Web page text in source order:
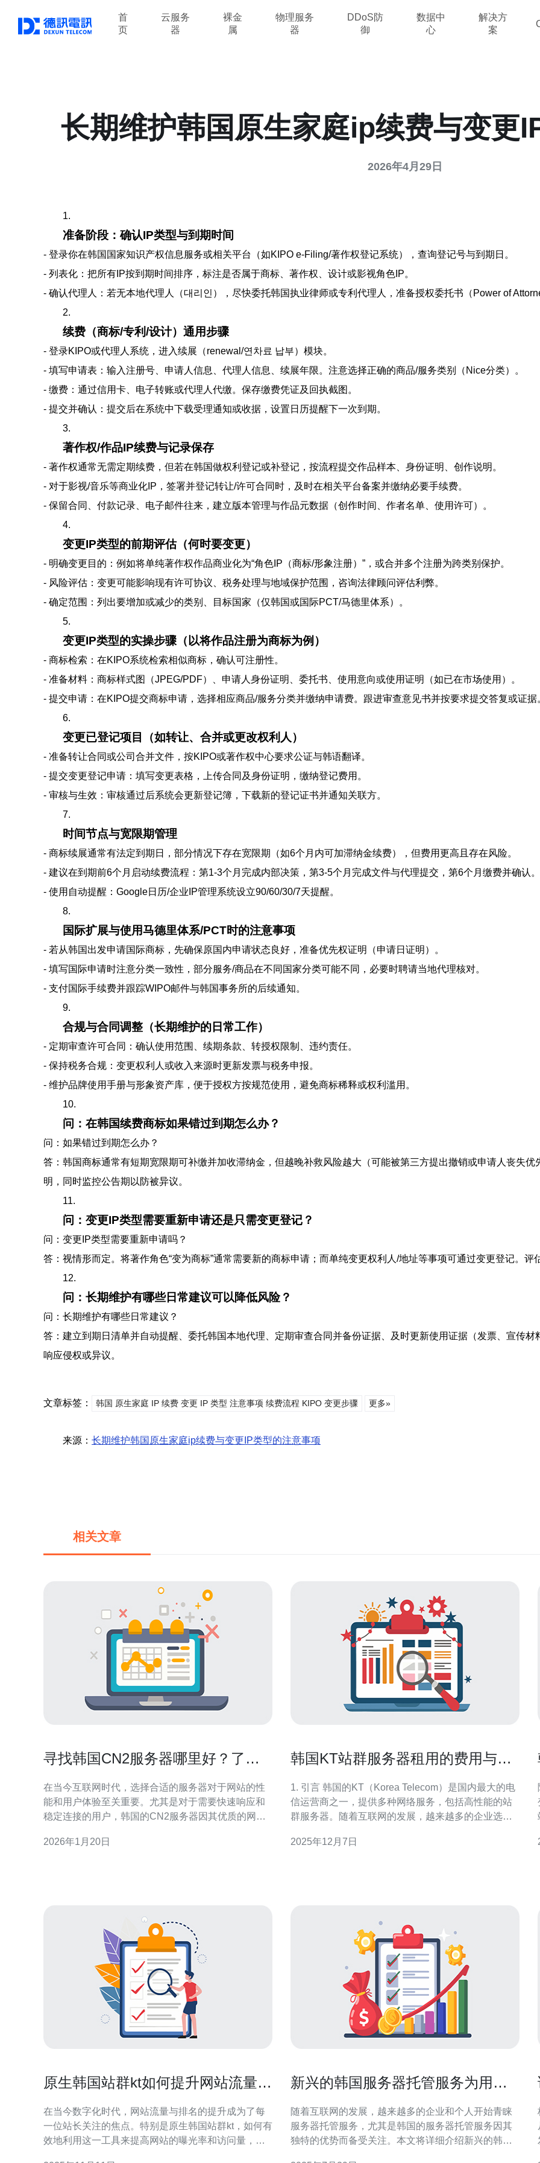
首
页
云服务
器
裸金
属
物理服务
器
DDoS防
御
数据中
心
解决方
案
长期维护韩国原生家庭ip续费与变更
2026年4月29日
1.
准备阶段：确认IP类型与到期时间
- 登录你在韩国国家知识产权信息服务或相关平台（如KIPO e-Filing/著作权登记系统），查询登记号与到期日。
- 列表化：把所有IP按到期时间排序，标注是否属于商标、著作权、设计或影视角色IP。
- 确认代理人：若无本地代理人（대리인），尽快委托韩国执业律师或专利代理人，准备授权委托书（Power of
2.
续费（商标/专利/设计）通用步骤
- 登录KIPO或代理人系统，进入续展（renewal/연차료 납부）模块。
- 填写申请表：输入注册号、申请人信息、代理人信息、续展年限。注意选择正确的商品/服务类别（Nice分类）。
- 缴费：通过信用卡、电子转账或代理人代缴。保存缴费凭证及回执截图。
- 提交并确认：提交后在系统中下载受理通知或收据，设置日历提醒下一次到期。
3.
著作权/作品IP续费与记录保存
- 著作权通常无需定期续费，但若在韩国做权利登记或补登记，按流程提交作品样本、身份证明、创作说明。
- 对于影视/音乐等商业化IP，签署并登记转让/许可合同时，及时在相关平台备案并缴纳必要手续费。
- 保留合同、付款记录、电子邮件往来，建立版本管理与作品元数据（创作时间、作者名单、使用许可）。
4.
变更IP类型的前期评估（何时要变更）
- 明确变更目的：例如将单纯著作权作品商业化为“角色IP（商标/形象注册）”，或合并多个注册为跨类别保护。
- 风险评估：变更可能影响现有许可协议、税务处理与地域保护范围，咨询法律顾问评估利弊。
- 确定范围：列出要增加或减少的类别、目标国家（仅韩国或国际PCT/马德里体系）。
5.
变更IP类型的实操步骤（以将作品注册为商标为例）
- 商标检索：在KIPO系统检索相似商标，确认可注册性。
- 准备材料：商标样式图（JPEG/PDF）、申请人身份证明、委托书、使用意向或使用证明（如已在市场使用）。
- 提交申请：在KIPO提交商标申请，选择相应商品/服务分类并缴纳申请费。跟进审查意见书并按要求提交答复或证据
6.
变更已登记项目（如转让、合并或更改权利人）
- 准备转让合同或公司合并文件，按KIPO或著作权中心要求公证与韩语翻译。
- 提交变更登记申请：填写变更表格，上传合同及身份证明，缴纳登记费用。
- 审核与生效：审核通过后系统会更新登记簿，下载新的登记证书并通知关联方。
7.
时间节点与宽限期管理
- 商标续展通常有法定到期日，部分情况下存在宽限期（如6个月内可加滞纳金续费），但费用更高且存在风险。
- 建议在到期前6个月启动续费流程：第1-3个月完成内部决策，第3-5个月完成文件与代理提交，第6个月缴费并确认。
- 使用自动提醒：Google日历/企业IP管理系统设立90/60/30/7天提醒。
8.
国际扩展与使用马德里体系/PCT时的注意事项
- 若从韩国出发申请国际商标，先确保原国内申请状态良好，准备优先权证明（申请日证明）。
- 填写国际申请时注意分类一致性，部分服务/商品在不同国家分类可能不同，必要时聘请当地代理核对。
- 支付国际手续费并跟踪WIPO邮件与韩国事务所的后续通知。
9.
合规与合同调整（长期维护的日常工作）
- 定期审查许可合同：确认使用范围、续期条款、转授权限制、违约责任。
- 保持税务合规：变更权利人或收入来源时更新发票与税务申报。
- 维护品牌使用手册与形象资产库，便于授权方按规范使用，避免商标稀释或权利滥用。
10.
问：在韩国续费商标如果错过到期怎么办？
问：如果错过到期怎么办？
答：韩国商标通常有短期宽限期可补缴并加收滞纳金，但越晚补救风险越大（可能被第三方提出撤销或申请人丧失
明，同时监控公告期以防被异议。
11.
问：变更IP类型需要重新申请还是只需变更登记？
问：变更IP类型需要重新申请吗？
答：视情形而定。将著作角色“变为商标”通常需要新的商标申请；而单纯变更权利人/地址等事项可通过变更登记。
12.
问：长期维护有哪些日常建议可以降低风险？
问：长期维护有哪些日常建议？
答：建立到期日清单并自动提醒、委托韩国本地代理、定期审查合同并备份证据、及时更新使用证据（发票、宣传
响应侵权或异议。
文章标签： 韩国 原生家庭 IP 续费 变更 IP 类型 注意事项 续费流程 KIPO 变更步骤 更多»
来源： 长期维护韩国原生家庭ip续费与变更IP类型的注意事项
相关文章
寻找韩国CN2服务器哪里好？了解
在当今互联网时代，选择合适的服务器对于网站的性
能和用户体验至关重要。尤其是对于需要快速响应和
稳定连接的用户，韩国的CN2服务器因其优质的网络
国CN2服务器呢？本文将为您提供一些市场上最优选
2026年1月20日
韩国KT站群服务器租用的费用与性
1. 引言 韩国的KT（Korea Telecom）是国内最大的电
信运营商之一，提供多种网络服务，包括高性能的站
群服务器。随着互联网的发展，越来越多的企业选择
文将对韩国KT站群服务器的租用费用与性能进行详细
2025年12月7日
原生韩国站群kt如何提升网站流量与
在当今数字化时代，网站流量与排名的提升成为了每
一位站长关注的焦点。特别是原生韩国站群kt，如何有
效地利用这一工具来提高网站的曝光率和访问量，是
新兴的韩国服务器托管服务为用户
随着互联网的发展，越来越多的企业和个人开始青睐
服务器托管服务，尤其是韩国的服务器托管服务因其
独特的优势而备受关注。本文将详细介绍新兴的韩国